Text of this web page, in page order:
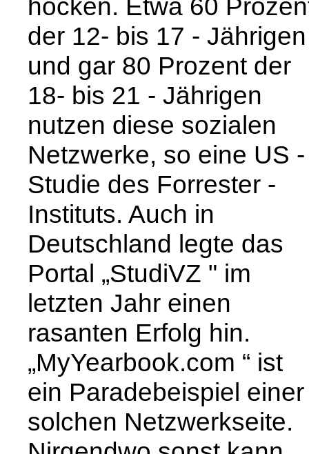
hocken. Etwa 60
der 12- bis 17 - Jährigen
und gar 80 Prozent der
18- bis 21 - Jährigen
nutzen diese sozialen
Netzwerke, so eine US -
Studie des Forrester -
Instituts. Auch in
Deutschland legte das
Portal „StudiVZ " im
letzten Jahr einen
rasanten Erfolg hin.
„MyYearbook.com “ ist
ein Paradebeispiel einer
solchen Netzwerkseite.